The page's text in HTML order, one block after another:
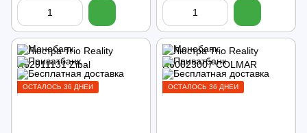
ОСТАЛОСЬ 36 ДНЕЙ ОСТАЛОСЬ 36 ДНЕЙ